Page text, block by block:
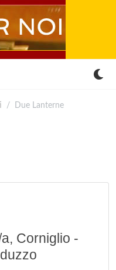
Due Lanterne
Corniglio -